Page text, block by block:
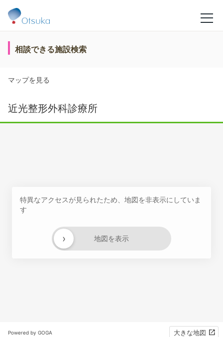
相談できる施設検索
マップを見る
近光整形外科診療所
特異なアクセスが見られたため、地図を非表示にしていま
す
地図を表示
›
Powered by GOGA 大きな地図